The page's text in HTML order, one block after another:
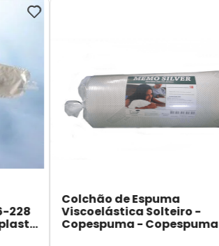
228
Colchão de Espuma
Viscoelástica Solteiro -
Copespuma- Copespuma